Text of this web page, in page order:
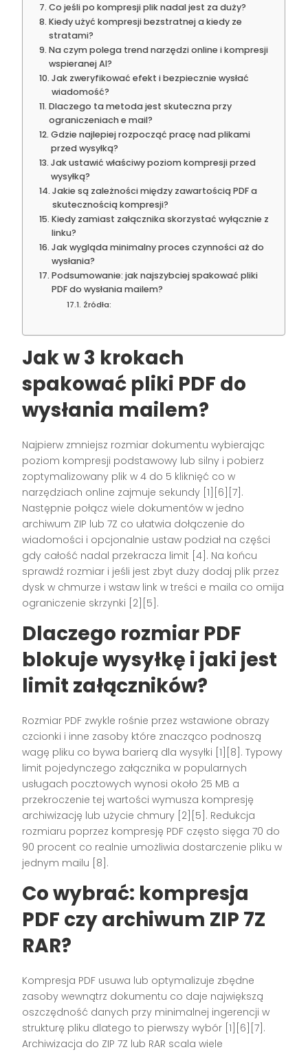
Co jeśli po kompresji plik nadal jest za duży?
Kiedy użyć kompresji bezstratnej a kiedy ze
stratami?
Na czym polega trend narzędzi online i kompresji
wspieranej AI?
Jak zweryfikować efekt i bezpiecznie wysłać
wiadomość?
Dlaczego ta metoda jest skuteczna przy
ograniczeniach e mail?
Gdzie najlepiej rozpocząć pracę nad plikami
przed wysyłką?
Jak ustawić właściwy poziom kompresji przed
wysyłką?
Jakie są zależności między zawartością PDF a
skutecznością kompresji?
Kiedy zamiast załącznika skorzystać wyłącznie z
linku?
Jak wygląda minimalny proces czynności aż do
wysłania?
Podsumowanie: jak najszybciej spakować pliki
PDF do wysłania mailem?
Źródła:
Jak w 3 krokach
spakować pliki PDF do
wysłania mailem?
Najpierw zmniejsz rozmiar dokumentu wybierając
poziom kompresji podstawowy lub silny i pobierz
zoptymalizowany plik w 4 do 5 kliknięć co w
narzędziach online zajmuje sekundy [1][6][7].
Następnie połącz wiele dokumentów w jedno
archiwum ZIP lub 7Z co ułatwia dołączenie do
wiadomości i opcjonalnie ustaw podział na części
gdy całość nadal przekracza limit [4]. Na końcu
sprawdź rozmiar i jeśli jest zbyt duży dodaj plik przez
dysk w chmurze i wstaw link w treści e maila co omija
ograniczenie skrzynki [2][5].
Dlaczego rozmiar PDF
blokuje wysyłkę i jaki jest
limit załączników?
Rozmiar PDF zwykle rośnie przez wstawione obrazy
czcionki i inne zasoby które znacząco podnoszą
wagę pliku co bywa barierą dla wysyłki [1][8]. Typowy
limit pojedynczego załącznika w popularnych
usługach pocztowych wynosi około 25 MB a
przekroczenie tej wartości wymusza kompresję
archiwizację lub użycie chmury [2][5]. Redukcja
rozmiaru poprzez kompresję PDF często sięga 70 do
90 procent co realnie umożliwia dostarczenie pliku w
jednym mailu [8].
Co wybrać: kompresja
PDF czy archiwum ZIP 7Z
RAR?
Kompresja PDF usuwa lub optymalizuje zbędne
zasoby wewnątrz dokumentu co daje największą
oszczędność danych przy minimalnej ingerencji w
strukturę pliku dlatego to pierwszy wybór [1][6][7].
Archiwizacja do ZIP 7Z lub RAR scala wiele